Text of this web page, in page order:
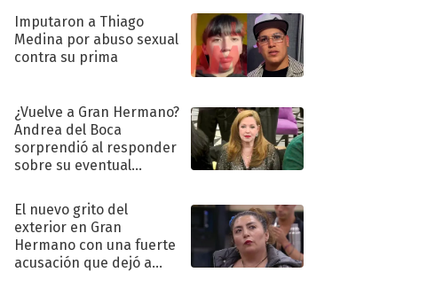
Imputaron a Thiago
Medina por abuso sexual
contra su prima
¿Vuelve a Gran Hermano?
Andrea del Boca
sorprendió al responder
sobre su eventual
El nuevo grito del
exterior en Gran
Hermano con una fuerte
acusación que dejó a